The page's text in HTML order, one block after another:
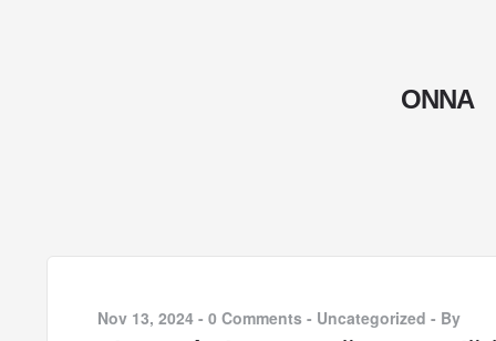
ONNA
Nov 13, 2024 - 0 Comments - Uncategorized - By